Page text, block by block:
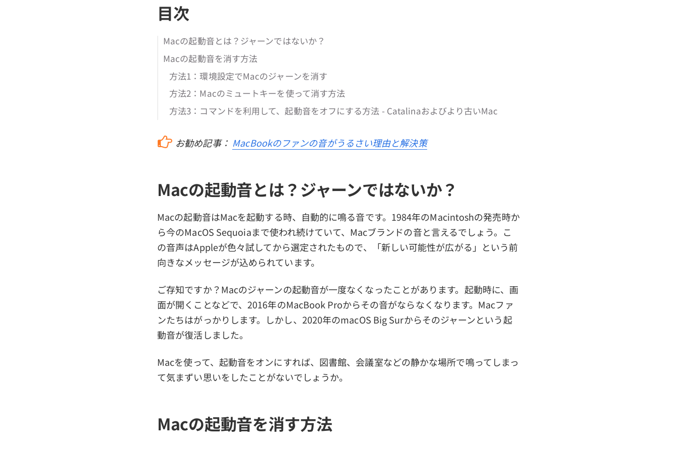
目次
Macの起動音とは？ジャーンではないか？
Macの起動音を消す方法
方法1：環境設定でMacのジャーンを消す
方法2：Macのミュートキーを使って消す方法
方法3：コマンドを利用して、起動音をオフにする方法 - Catalinaおよびより古いMac
お勧め記事： MacBookのファンの音がうるさい理由と解決策
Macの起動音とは？ジャーンではないか？
Macの起動音はMacを起動する時、自動的に鳴る音です。1984年のMacintoshの発売時か
ら今のMacOS Sequoiaまで使われ続けていて、Macブランドの音と言えるでしょう。こ
の音声はAppleが色々試してから選定されたもので、「新しい可能性が広がる」という前
向きなメッセージが込められています。
ご存知ですか？Macのジャーンの起動音が一度なくなったことがあります。起動時に、画
面が開くことなどで、2016年のMacBook Proからその音がならなくなります。Macファ
ンたちはがっかりします。しかし、2020年のmacOS Big Surからそのジャーンという起
動音が復活しました。
Macを使って、起動音をオンにすれば、図書館、会議室などの静かな場所で鳴ってしまっ
て気まずい思いをしたことがないでしょうか。
Macの起動音を消す方法